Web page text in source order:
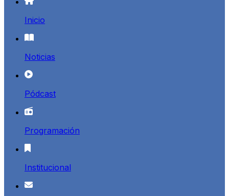
Inicio
Noticias
Pódcast
Programación
Institucional